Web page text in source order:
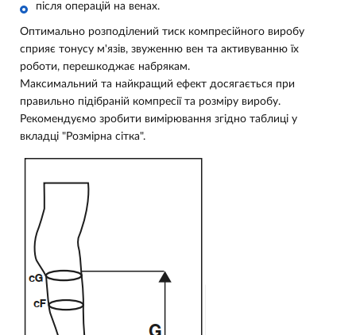
після операцій на венах.
Оптимально розподілений тиск компресійного виробу
сприяє тонусу м'язів, звуженню вен та активуванню їх
роботи, перешкоджає набрякам.
Максимальний та найкращий ефект досягається при
правильно підібраній компресії та розміру виробу.
Рекомендуємо зробити вимірювання згідно таблиці у
вкладці "Розмірна сітка".